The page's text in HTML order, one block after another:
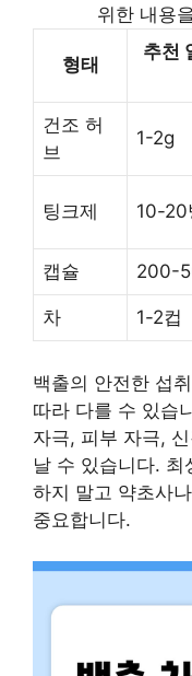
위한 내용
형태
추천
건조 허
브
1-2g
팅크제 10-20
캡슐 200-
차 1-2컵
백출의 안전한 섭
따라 다를 수 있습
자극, 피부 자극,
날 수 있습니다. 최
하지 말고 약초사
중요합니다.